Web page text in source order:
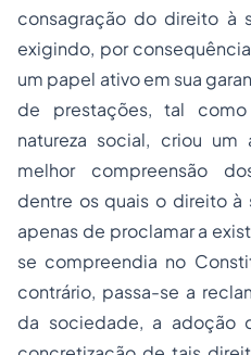
consagração do direito à
exigindo, por
um papel ativo em sua
de prestações, tal
natureza social, criou
melhor compreensão
dentre os quais o direito à
apenas de proclamar a
se compreendia no
contrário, passa-se a
da sociedade, a adoção